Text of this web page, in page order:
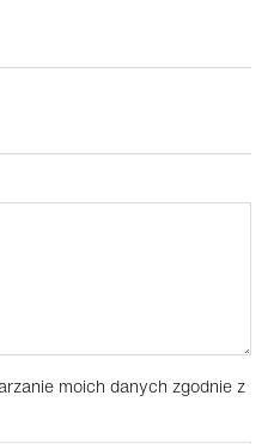
moich danych zgodnie z